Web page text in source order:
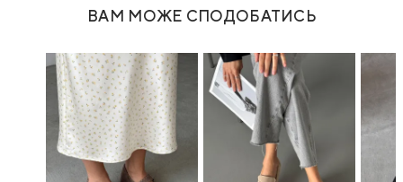
ВАМ МОЖЕ СПОДОБАТИСЬ